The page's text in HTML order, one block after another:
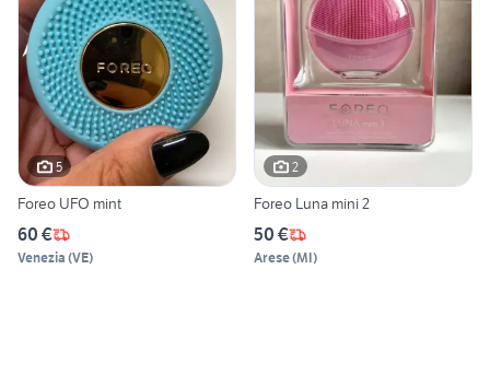
5
Foreo UFO mint
60 €
Venezia (VE)
2
Foreo Luna mini 2
50 €
Arese(MI)